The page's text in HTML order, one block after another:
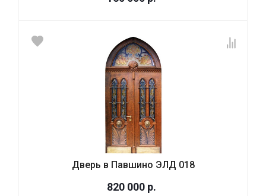
Дверь в Павшино ЭЛД 018
820 000 р.